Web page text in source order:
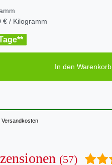
€ / Kilogramm
In den Warenkorb
Versandkosten
(57)